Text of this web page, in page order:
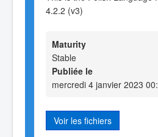
4.2.2 (v3)
Maturity
Stable
Publiée le
mercredi 4 janvier 2023
Voir les fichiers